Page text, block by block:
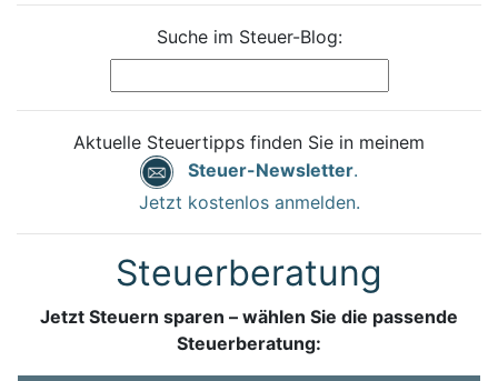
Suche im Steuer-Blog:
Aktuelle Steuertipps finden Sie in meinem
Steuer-Newsletter.
Jetzt kostenlos anmelden.
Steuerberatung
Jetzt Steuern sparen – wählen Sie die passende
Steuerberatung: